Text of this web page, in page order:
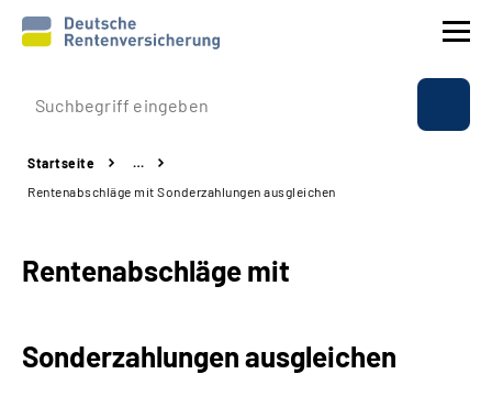
Prävention
Reha
Experten
Startseite
…
Rentenabschläge mit Sonderzahlungen ausgleichen
Rentenabschläge mit
Sonderzahlungen ausgleichen